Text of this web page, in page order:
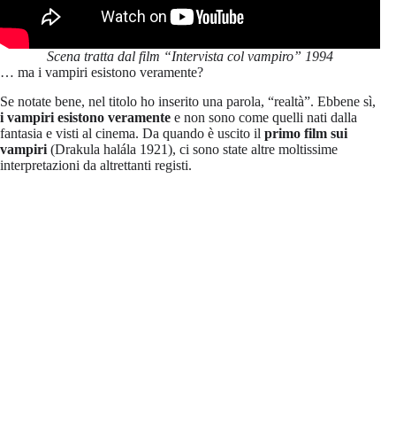
Scena tratta dal film “Intervista col vampiro” 1994
… ma i vampiri esistono veramente?
Se notate bene, nel titolo ho inserito una parola, “realtà”. Ebbene sì,
i vampiri esistono veramente e non sono come quelli nati dalla
fantasia e visti al cinema. Da quando è uscito il primo film sui
vampiri (Drakula halála 1921), ci sono state altre moltissime
interpretazioni da altrettanti registi.